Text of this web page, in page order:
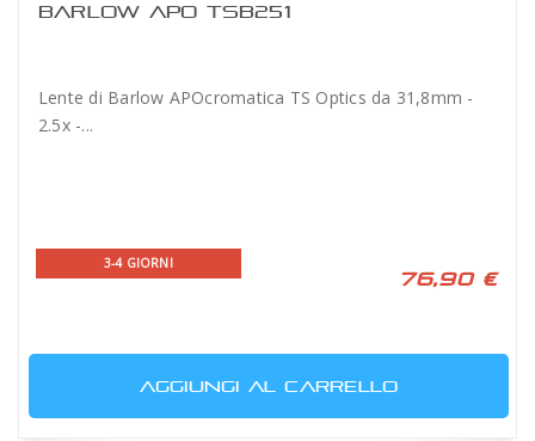
BARLOW APO TSB251
Lente di Barlow APOcromatica TS Optics da 31,8mm -
2.5x -...
3-4 GIORNI
76,90 €
AGGIUNGI AL CARRELLO